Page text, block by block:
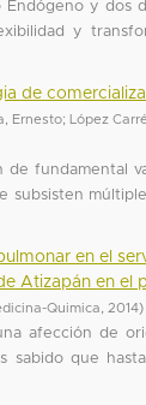
y dos
y
de
Ernesto; López
de fundamental
subsisten
en el
Atizapán en el
Quimica 2014)
afección de
sabido que